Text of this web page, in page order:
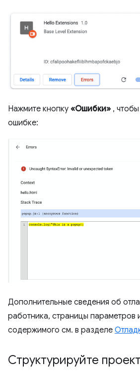
Нажмите кнопку «Ошибки» ,
ошибке:
Дополнительные сведения об
работника, страницы параметров
содержимого см. в разделе
Структурируйте